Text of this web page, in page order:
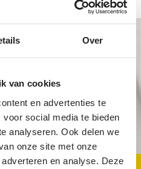
Over
van cookies
en advertenties te
social media te bieden
analyseren. Ook delen we
onze site met onze
en analyse. Deze